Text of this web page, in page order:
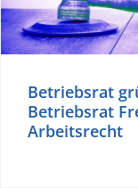
Betriebsrat
Betriebsrat
Arbeitsrecht